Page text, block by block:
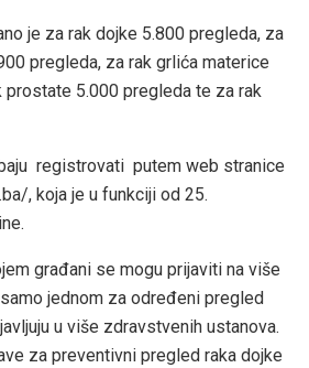
je za rak dojke 5.800 pregleda, za
pregleda, za rak grlića materice
prostate 5.000 pregleda te za rak
registrovati putem web stranice
, koja je u funkciji od 25.
građani se mogu prijaviti na više
jednom za određeni pregled
u više zdravstvenih ustanova.
za preventivni pregled raka dojke